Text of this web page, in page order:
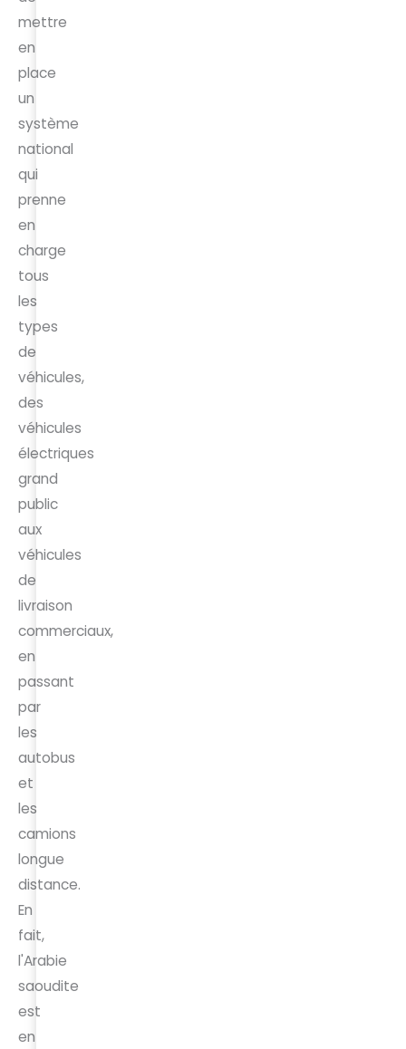
mettre
en
place
un
système
national
qui
prenne
en
charge
tous
les
types
de
véhicules,
des
véhicules
électriques
grand
public
aux
véhicules
de
livraison
commerciaux,
en
passant
par
les
autobus
et
les
camions
longue
distance.
En
fait,
l'Arabie
saoudite
est
en